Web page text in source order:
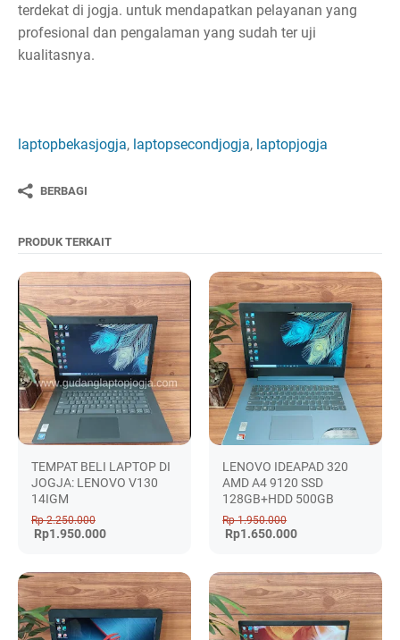
terdekat di jogja. untuk mendapatkan pelayanan yang
profesional dan pengalaman yang sudah ter uji
kualitasnya.
laptopbekasjogja, laptopsecondjogja, laptopjogja
BERBAGI
PRODUK TERKAIT
TEMPAT BELI LAPTOP DI
JOGJA: LENOVO V130
14IGM
Rp 2.250.000
Rp1.950.000
LENOVO IDEAPAD 320
AMD A4 9120 SSD
128GB+HDD 500GB
Rp 1.950.000
Rp1.650.000